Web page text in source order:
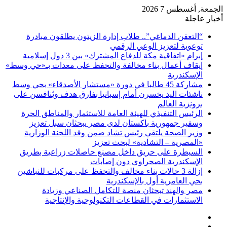
الجمعة, أغسطس 7 2026
أخبار عاجلة
“التعفن الدماغي”.. طلاب إدارة الزيتون يطلقون مبادرة
توعوية لتعزيز الوعي الرقمي
إبرام «اتفاقية مكة للدفاع المشترك» بين 3 دول إسلامية
إيقاف أعمال بناء مخالفة والتحفظ على معدات بـ«حي وسط»
الإسكندرية
مشاركة 45 طالبا في دورة «مستشار الأصدقاء» بحي وسط
ناشئات اليد يخسرن أمام إسبانيا بفارق هدف ويُنافسن على
برونزية العالم
الرئيس التنفيذي للهيئة العامة للاستثمار والمناطق الحرة
وسفير جمهورية باكستان لدى مصر يبحثان سبل تعزيز
وزير الصحة يلتقي رئيس تشاد ضمن وفد اللجنة الوزارية
«المصرية – التشادية» لبحث تعزيز
السيطرة على حريق داخل مصنع حاصلات زراعية بطريق
الإسكندرية الصحراوي دون إصابات
إزالة 3 حالات بناء مخالف والتحفظ على مركبات للنباشين
بحي العامرية أول بالإسكندرية
مصر والهند تبحثان منصة للتكامل الصناعي وزيادة
الاستثمارات في القطاعات التكنولوجية والإنتاجية